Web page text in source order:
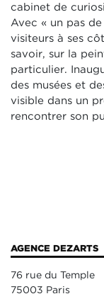
cabinet de
Avec « un pas
visiteurs à ses
savoir, sur la
particulier.
des musées et
visible dans un
rencontrer son
AGENCE DEZARTS
76 rue du Temple
75003 Paris